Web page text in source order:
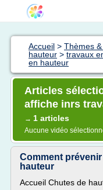
Accueil > Thèmes
hauteur > travaux
en hauteur
Articles
affiche inrs
→ 1 articles
Aucune vidéo
Comment
hauteur
Accueil Chutes de